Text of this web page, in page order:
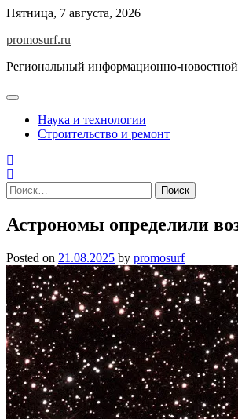
Skip
content
Пятница, 7 августа, 2026
promosurf.ru
Региональный информационно-новостной
Наука и технологии
Строительство и ремонт
Найти:
Астрономы определили
Posted on 21.08.2025 by promosurf